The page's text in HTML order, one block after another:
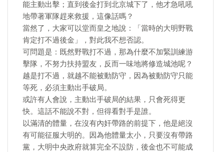
能主動出擊；直到後金打到北京城下了，他才急吼吼
地帶著軍隊趕來救援，這像話嗎？
當然了，大家可以堂而皇之地說：「當時的大明野戰
肯定打不過後金」，對此我不想否認。
可問題是：既然野戰打不過，那為什麼不加緊訓練游
擊隊，不努力扶持盟友，反而一味地將修造城池呢？
越是打不過，就越不能被動防守，因為被動防守只能
等死，必須主動出手破局。
或許有人會說，主動出手破局的結果，只會死得更
快。這話不能說不對，但得看對手是誰。
以滿清的體量，在沒有內奸帶路的前提下，他是絕沒
有可能征服大明的。因為他體量太小，只要沒有帶路
黨，大明中央政府就算完全不設防，後金也不可能成